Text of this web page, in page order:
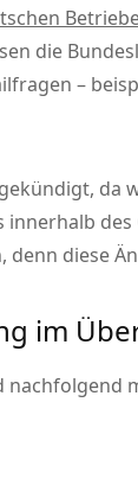
die
–
da
diese
im